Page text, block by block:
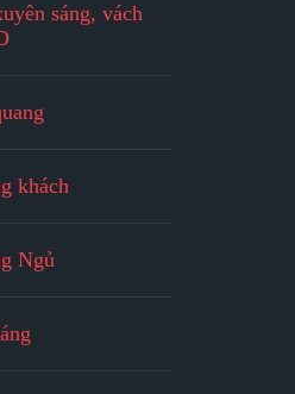
sáng, vách
khách
Ngủ